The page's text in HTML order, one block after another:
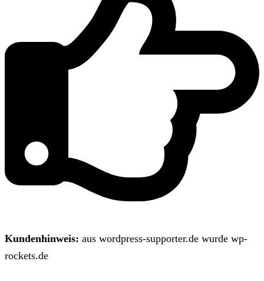
Kundenhinweis: aus wordpress-supporter.de wurde wp-
rockets.de